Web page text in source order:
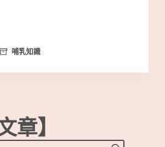
哺乳知識
章】